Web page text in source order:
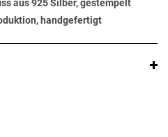
aus 925 Silber, gestempelt
handgefertigt